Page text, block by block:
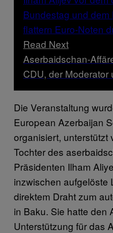
Read Next
Aserbaidschan-
CDU, der Moderator
Die Veranstaltung
European Azerbaijan
organisiert, unterstützt
Tochter des
Präsidenten Ilham
inzwischen aufgelöste
direktem Draht zum
in Baku. Sie hatte den
Unterstützung für das